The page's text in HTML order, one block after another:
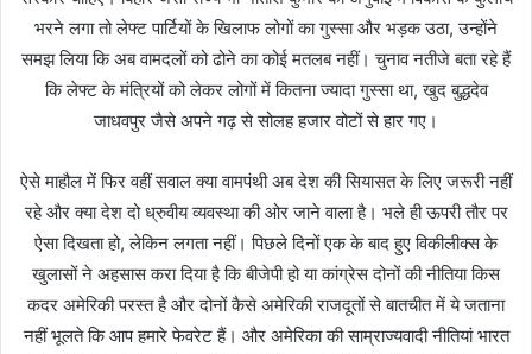
भरने लगा तो लेफ्ट पार्टियों के खिलाफ लोगों का गुस्सा और भड़क उठा, उन्होंने
समझ लिया कि अब वामदलों को ढोने का कोई मतलब नहीं। चुनाव नतीजे बता रहे हैं
कि लेफ्ट के मंत्रियों को लेकर लोगों में कितना ज्यादा गुस्सा था, खुद बुद्धदेव
जाधवपुर जैसे अपने गढ़ से सोलह हजार वोटों से हार गए।
ऐसे माहौल में फिर वहीं सवाल क्या वामपंथी अब देश की सियासत के लिए जरूरी नहीं
रहे और क्या देश दो ध्रुवीय व्यवस्था की ओर जाने वाला है। भले ही ऊपरी तौर पर
ऐसा दिखता हो, लेकिन लगता नहीं। पिछले दिनों एक के बाद हुए विकीलीक्स के
खुलासों ने अहसास करा दिया है कि बीजेपी हो या कांग्रेस दोनों की नीतिया किस
कदर अमेरिकी परस्त है और दोनों कैसे अमेरिकी राजदूतों से बातचीत में ये जताना
नहीं भूलते कि आप हमारे फेवरेट हैं। और अमेरिका की साम्राज्यवादी नीतियां भारत